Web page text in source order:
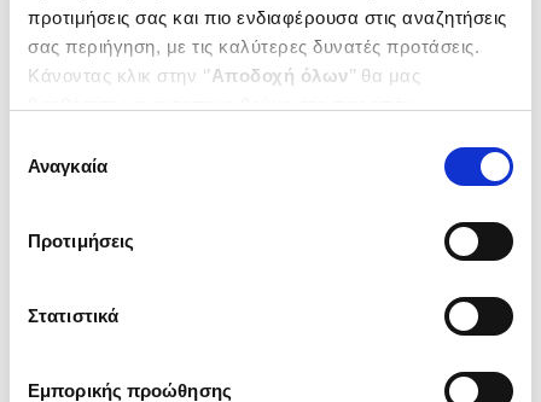
προτιμήσεις σας και πιο ενδιαφέρουσα στις αναζητήσεις
σας περιήγηση, με τις καλύτερες δυνατές προτάσεις.
Κάνοντας κλικ στην ‘’Αποδοχή όλων’’ θα μας
ενδιαφέρουν και να επιλέξετε από τα παρακάτω με την
΄΄και να ενημερωθείτε σχετικά με
συγκατάθεσης
Αναγκαία
Προτιμήσεις
Στατιστικά
Εμπορικής προώθησης